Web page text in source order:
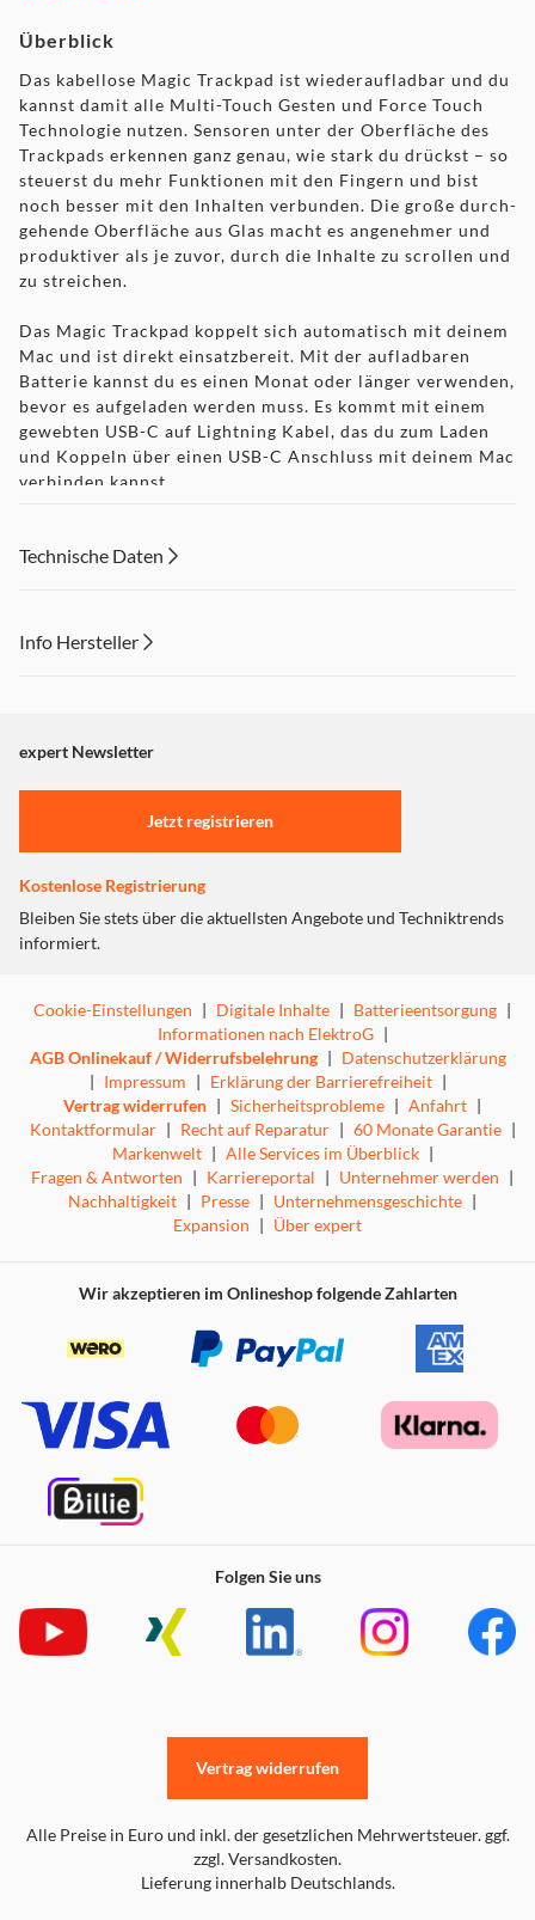
Überblick
Das kabellose Magic Trackpad ist wieder­aufladbar und du
kannst damit alle Multi-Touch Gesten und Force Touch
Technologie nutzen. Sensoren unter der Oberfläche des
Trackpads erkennen ganz genau, wie stark du drückst – so
steuerst du mehr Funktionen mit den Fingern und bist
noch besser mit den Inhalten verbunden. Die große durch­
gehende Oberfläche aus Glas macht es angenehmer und
produktiver als je zuvor, durch die Inhalte zu scrollen und
zu streichen.
Das Magic Trackpad koppelt sich automatisch mit deinem
Mac und ist direkt einsatz­bereit. Mit der aufladbaren
Batterie kannst du es einen Monat oder länger verwenden,
bevor es aufgeladen werden muss. Es kommt mit einem
gewebten USB-C auf Lightning Kabel, das du zum Laden
und Koppeln über einen USB-C Anschluss mit deinem Mac
verbinden kannst.
Lieferumfang
Technische Daten
Info Hersteller
"Marketing".
Einstellungen anpassen
expert Newsletter
Jetzt registrieren
Kostenlose Registrierung
Bleiben Sie stets über die aktuellsten Angebote und Techniktrends
informiert.
Cookie-Einstellungen | Digitale Inhalte | Batterieentsorgung |
Informationen nach ElektroG |
AGB Onlinekauf / Widerrufsbelehrung | Datenschutzerklärung
| Impressum | Erklärung der Barrierefreiheit |
Vertrag widerrufen | Sicherheitsprobleme | Anfahrt |
Kontaktformular | Recht auf Reparatur | 60 Monate Garantie |
Markenwelt | Alle Services im Überblick |
Fragen & Antworten | Karriereportal | Unternehmer werden |
Nachhaltigkeit | Presse | Unternehmensgeschichte |
Expansion | Über expert
Wir akzeptieren im Onlineshop folgende Zahlarten
Folgen Sie uns
Alle Preise in Euro und inkl. der gesetzlichen Mehrwertsteuer. ggf.
zzgl. Versandkosten.
Lieferung innerhalb Deutschlands.
Vertrag widerrufen